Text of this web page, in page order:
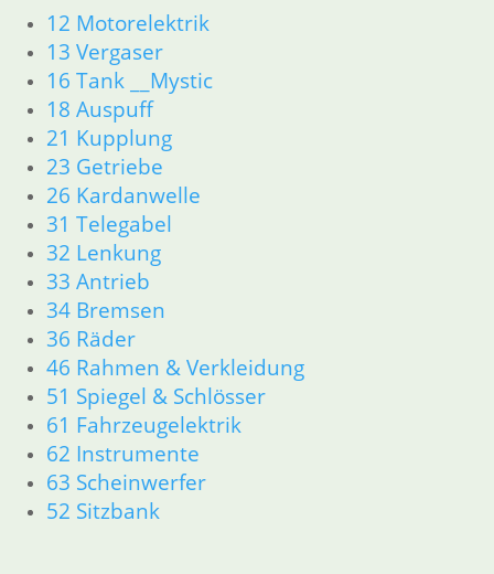
12 Motorelektrik
13 Vergaser
16 Tank __Mystic
18 Auspuff
21 Kupplung
23 Getriebe
26 Kardanwelle
31 Telegabel
32 Lenkung
33 Antrieb
34 Bremsen
36 Räder
46 Rahmen & Verkleidung
51 Spiegel & Schlösser
61 Fahrzeugelektrik
62 Instrumente
63 Scheinwerfer
52 Sitzbank
46 Rahmen & Verkleidung
51 Spiegel & Schlösser __PDR80Basic
52 Sitzbank
61 Fahrzeugelektrik
62 Instrumente
63 Scheinwerfer
R80G/S R65G/S bis R80ST
11 Motor
Dichtungen
Zylinderkopf
Kolben/Kolbenringe
12 Motorelektrik
16 Tank
18 Auspuff
13 Vergaser
21 Kupplung
23 Getriebe
26 Kardanwelle
31 Telegabel
32 Lenkung